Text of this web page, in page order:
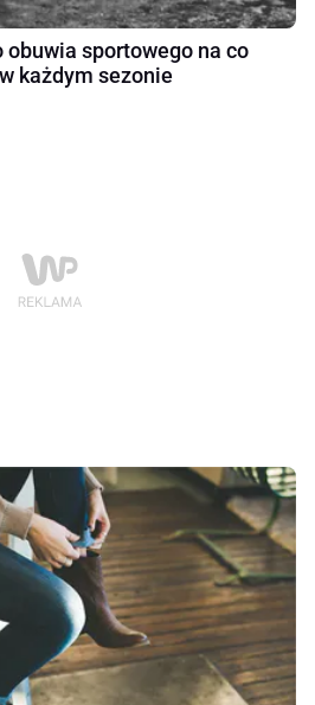
sportowego na co
każdym sezonie